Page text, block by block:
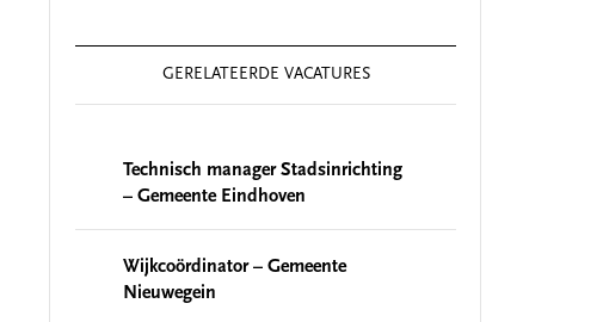
GERELATEERDE VACATURES
Technisch manager Stadsinrichting
– Gemeente Eindhoven
Wijkcoördinator – Gemeente
Nieuwegein